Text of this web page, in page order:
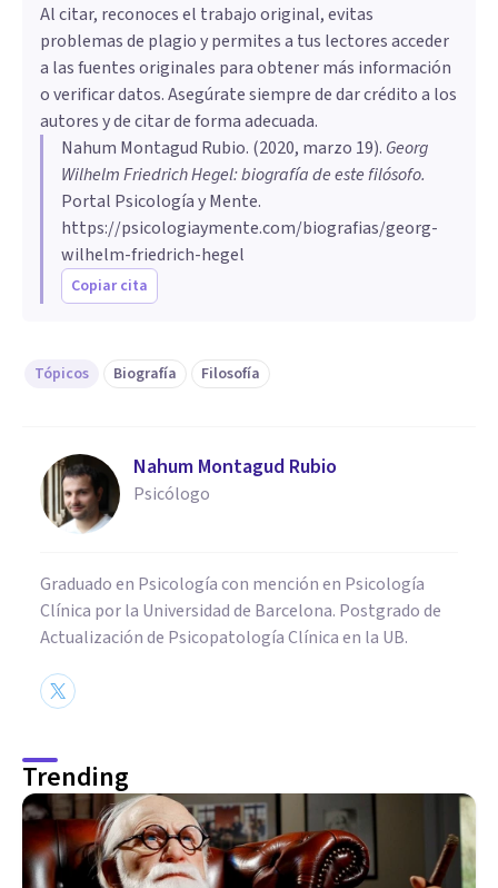
Al citar, reconoces el trabajo original, evitas
problemas de plagio y permites a tus lectores acceder
a las fuentes originales para obtener más información
o verificar datos. Asegúrate siempre de dar crédito a los
autores y de citar de forma adecuada.
Nahum Montagud Rubio. (2020, marzo 19). Georg
Wilhelm Friedrich Hegel: biografía de este filósofo.
Portal Psicología y Mente.
https://psicologiaymente.com/biografias/georg-
wilhelm-friedrich-hegel
Copiar cita
Tópicos Biografía Filosofía
Nahum Montagud Rubio
Psicólogo
Graduado en Psicología con mención en Psicología
Clínica por la Universidad de Barcelona. Postgrado de
Actualización de Psicopatología Clínica en la UB.
Trending